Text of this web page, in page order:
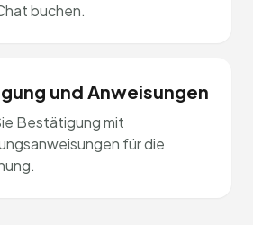
buchen.
und Anweisungen
Bestätigung mit
für die